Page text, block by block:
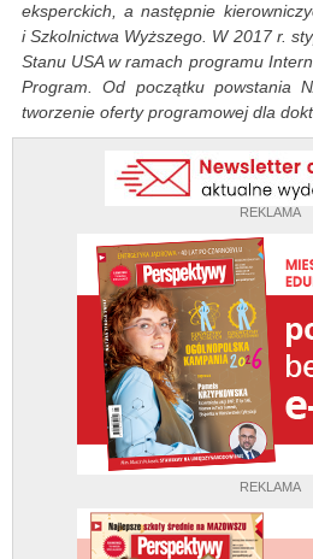
REKLAMA
REKLAMA
eksperckich, a następnie
i Szkolnictwa Wyższego. W 2017 r.
Stanu USA w ramach programu
Program. Od początku powstania
tworzenie oferty programowej dla